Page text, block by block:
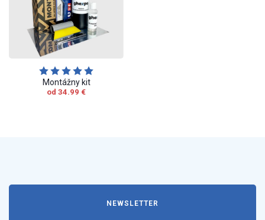
Montážny kit
od 34.99 €
NEWSLETTER